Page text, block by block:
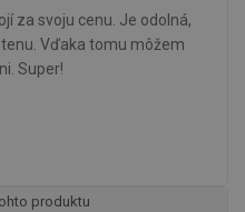
za svoju cenu. Je odolná,
Vďaka tomu môžem
Super!
produktu